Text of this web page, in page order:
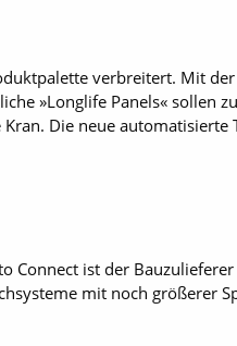
verbreitert. Mit
»Longlife Panels« sollen
Die neue
Connect ist der
mit noch größerer